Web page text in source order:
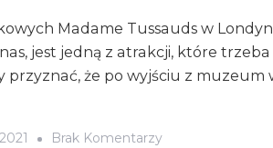
Madame Tussauds w
nas, jest jedną z atrakcji, które
przyznać, że po wyjściu z muzeum
Brak KomentarzyDo